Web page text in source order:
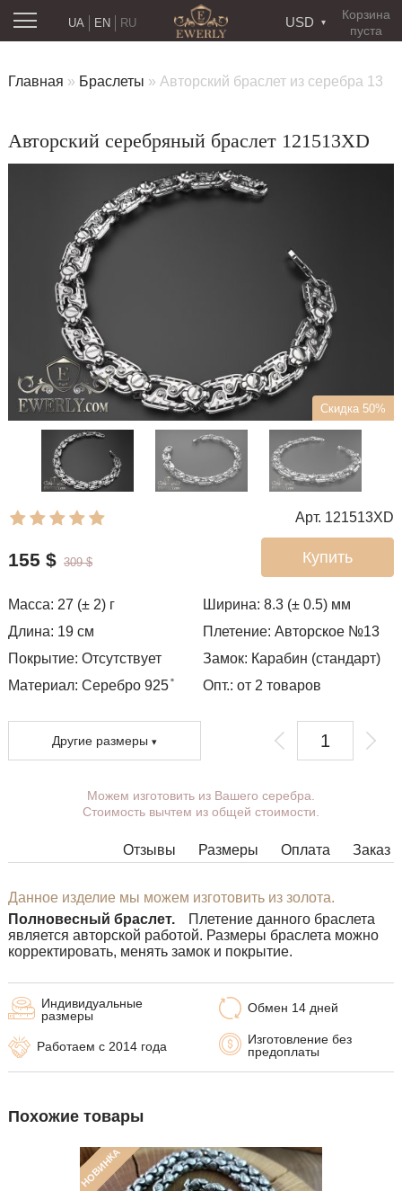
Корзина
пуста
USD
RU
UA EN
Главная » Браслеты » Авторский браслет из серебра 13
Авторский серебряный браслет 121513XD
Скидка 50%
Арт. 121513XD
Купить
155 $ 309 $
Масса: 27 (± 2) г Ширина:8.3 (± 0.5) мм
Длина: 19 см Плетение:Авторское №13
Покрытие: Отсутствует Замок: Карабин (стандарт)
Материал: Серебро 925 ̊
Опт.: от 2 товаров
Другие размеры
Вы можете выбрать покрытие,
массу, длину, ширину, замок.
комбинациями ширины, длины и
менеджеры свяжутся с Вами.
Можем изготовить из Вашего серебра.
Стоимость вычтем из общей стоимости.
Отзывы Заказ
Оплата
Размеры
Данное изделие мы можем изготовить из золота.
Полновесный браслет.
Плетение данного браслета
является авторской работой. Размеры браслета можно
корректировать, менять замок и покрытие.
Обмен 14 дней
Изготовление без
предоплаты
Индивидуальные
размеры
Работаем с 2014 года
Похожие товары
НОВИНКА